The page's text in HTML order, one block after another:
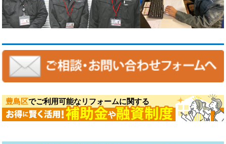
豊島区でご利用可能なリフォームに関する